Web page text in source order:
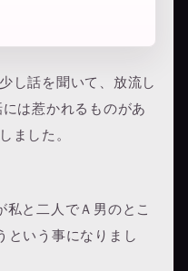
し話を聞いて、放流し
は惹かれるものがあ
ました。
と二人でＡ男のとこ
という事になりまし